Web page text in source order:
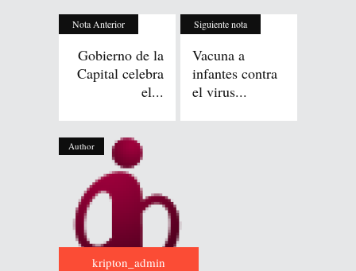
Nota Anterior
Gobierno de la
Capital celebra
el...
Siguiente nota
Vacuna a
infantes contra
el virus...
Author
kripton_admin